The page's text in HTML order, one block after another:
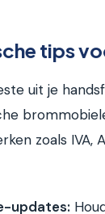
tips
uit je
zoals
updates: